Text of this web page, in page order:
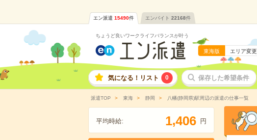
エン派遣 15490件 エンバイト 22168件
ちょうど良いワークライフバランスが叶う
東海版 エリア変更
気になる！リスト 0 保存した希望条件
派遣TOP 東海 静岡 八幡(静岡県)駅周辺の派遣の仕事一覧
平均時給: 1,406 円